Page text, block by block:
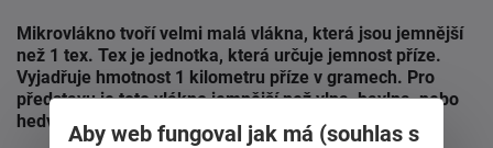
Mikrovlákno tvoří velmi malá vlákna, která jsou jemnější
než 1 tex. Tex je jednotka, která určuje jemnost příze.
Vyjadřuje hmotnost 1 kilometru příze v gramech. Pro
představu je toto vlákno jemnější než vlna, bavlna, nebo
hedvábí.Aby web fungoval jak má (souhlas s